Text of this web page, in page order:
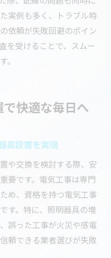
実例も多く、トラブル時
依頼が失敗回避のポイン
を受けることで、スムー
。
快適な毎日へ
具設置を実現
や交換を検討する際、安
要です。電気工事は専門
め、資格を持つ電気工事
す。特に、照明器具の増
誤った工事が火災や感電
頼できる業者選びが失敗